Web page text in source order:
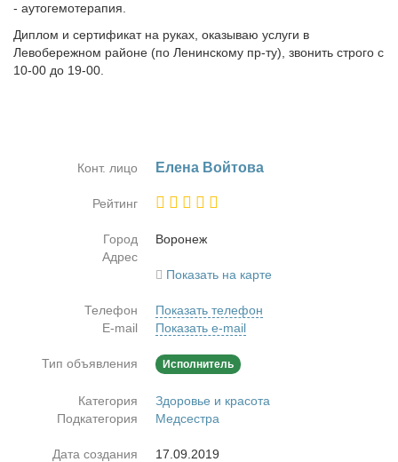
- аутогемотерапия.
Диплом и сертификат на руках, оказываю услуги в
Левобережном районе (по Ленинскому пр-ту), звонить строго с
10-00 до 19-00.
Конт. лицо Еле­на Вой­то­ва
Рейтинг
Город
Во­ро­неж
Адрес
Показать на карте
Телефон
Показать телефон
E-mail
Показать e-mail
Тип объявления Исполнитель
Категория
Здоровье и красота
Подкатегория
Медсестра
Дата создания
17.09.2019